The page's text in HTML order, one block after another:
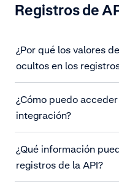
Registros de
¿Por qué los valores
ocultos en los
¿Cómo puedo
integración?
¿Qué información
registros de la API?